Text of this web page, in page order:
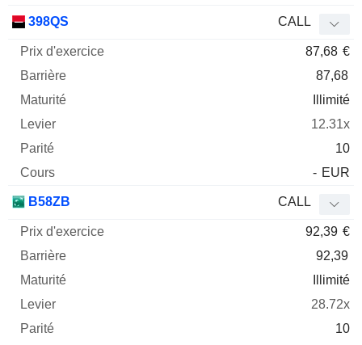
398QS CALL
87,68 €
87,68
Illimité
12.31x
10
- EUR
B58ZB CALL
92,39 €
92,39
Illimité
28.72x
10